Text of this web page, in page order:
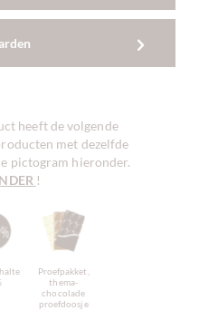
heeft de volgende
met dezelfde
pictogram hieronder.
!
Proefpakket,
thema-
chocolade
proefdoosje